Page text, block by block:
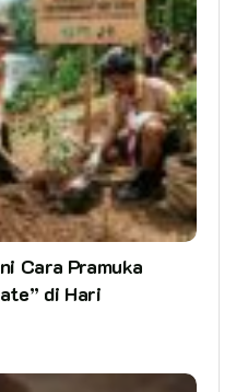
Cara Pramuka
di Hari